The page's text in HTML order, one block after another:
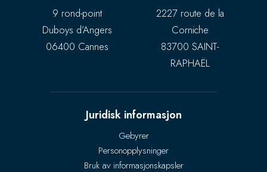
9 rond-point
Duboys d’Angers
06400 Cannes
2227 route de la
Corniche
83700 SAINT-
RAPHAËL
Juridisk informasjon
Gebyrer
Personopplysninger
Bruk av informasjonskapsler